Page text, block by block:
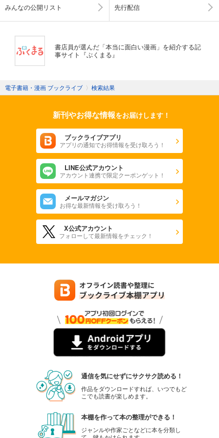
みんなの公開リスト 先行配信
書店員が選んだ「本当に面白い漫画」を紹介する記
事サイト『ぶくまる』
電子書籍・漫画 ブックライブ 〉 検索結果
新刊やお得な情報をお届けします！
ブックライブアプリ
アプリの通知でお得情報を受け取ろう！
LINE公式アカウント
アカウント連携で限定クーポンゲット！
メールマガジン
お得な最新情報を受け取ろう！
X公式アカウント
フォローして最新情報をチェック！
通信を気にせずにサクサク読める！
作品をダウンロードすれば、いつでもど
こでも読書が楽しめます。
本棚を作って本の整理ができる！
ジャンルや作家ごとなどに本を分類し